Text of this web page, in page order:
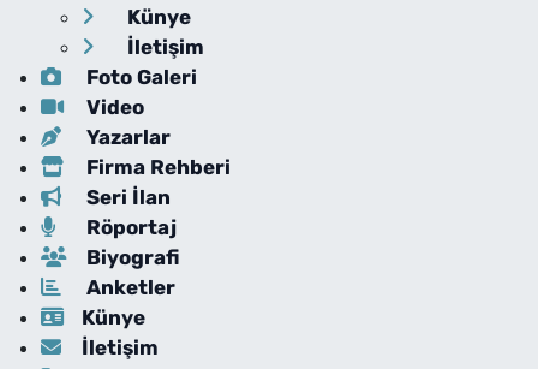
Künye
İletişim
Foto Galeri
Video
Yazarlar
Firma Rehberi
Seri İlan
Röportaj
Biyografi
Anketler
Künye
İletişim